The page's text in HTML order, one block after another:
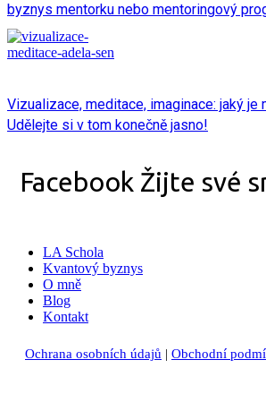
byznys mentorku nebo mentoringový
Vizualizace, meditace, imaginace: jaký je
Udělejte si v tom konečně jasno!
Facebook Žijte své
LA Schola
Kvantový byznys
O mně
Blog
Kontakt
Ochrana osobních údajů | Obchodní